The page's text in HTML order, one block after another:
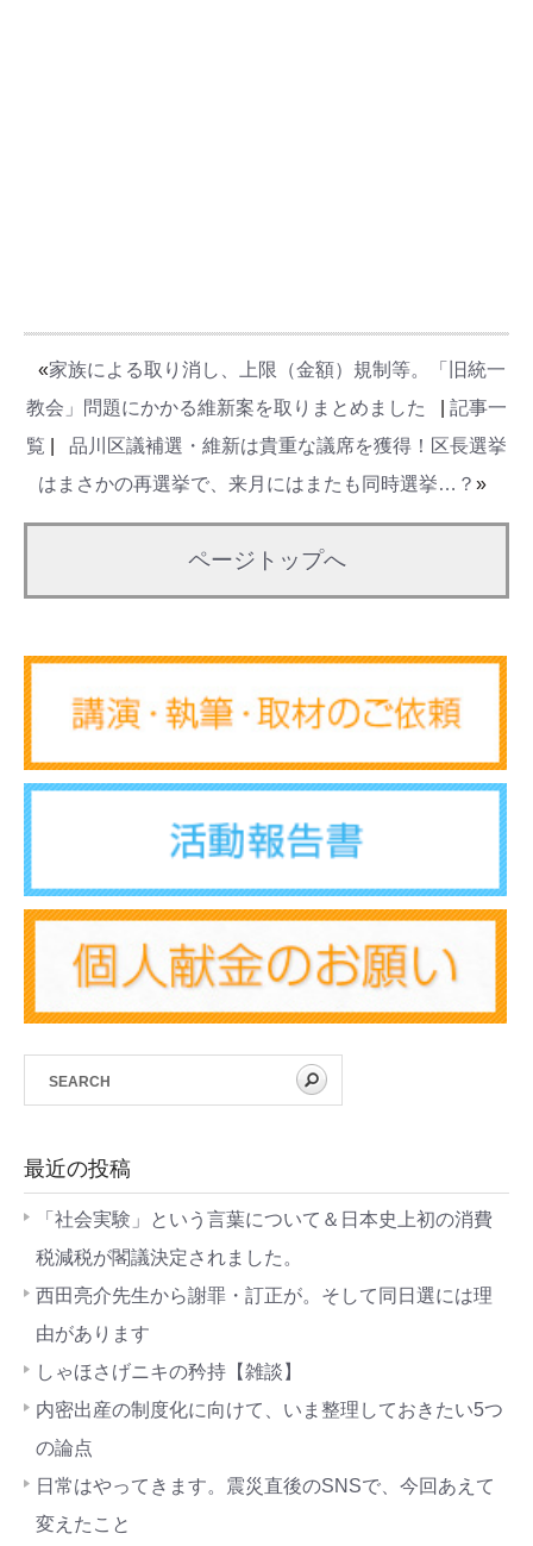
«家族による取り消し、上限（金額）規制等。「旧統一
教会」問題にかかる維新案を取りまとめました
記事一
覧
品川区議補選・維新は貴重な議席を獲得！区長選挙
はまさかの再選挙で、来月にはまたも同時選挙…？ »
ページトップへ
最近の投稿
「社会実験」という言葉について＆日本史上初の消費
税減税が閣議決定されました。
西田亮介先生から謝罪・訂正が。そして同日選には理
由があります
しゃほさげニキの矜持【雑談】
内密出産の制度化に向けて、いま整理しておきたい5つ
の論点
日常はやってきます。震災直後のSNSで、今回あえて
変えたこと